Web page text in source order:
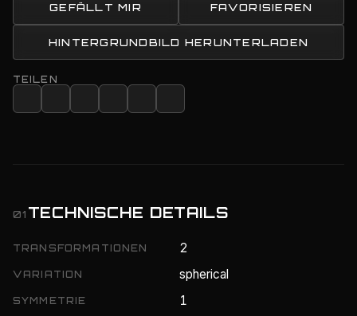
GEFÄLLT MIR FAVORISIEREN
HINTERGRUNDBILD HERUNTERLADEN
TEILEN
01 TECHNISCHE DETAILS
TRANSFORMATIONEN 2
VARIATION spherical
SYMMETRIE 1